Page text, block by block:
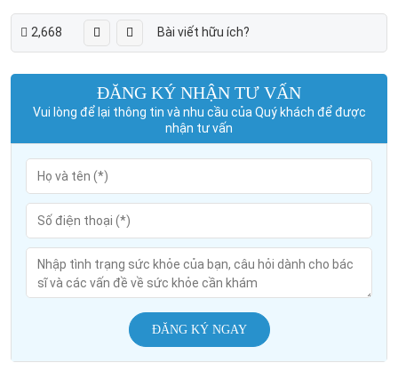
2,668 Bài viết hữu ích?
ĐĂNG KÝ NHẬN TƯ VẤN
Vui lòng để lại thông tin và nhu cầu của Quý khách để được
nhận tư vấn
ĐĂNG KÝ NGAY